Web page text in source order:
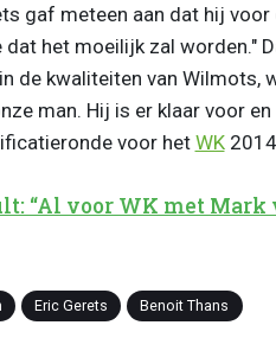
gaf meteen aan dat hij
het moeilijk zal worden."
de kwaliteiten van Wilmots,
man. Hij is er klaar voor
voor hetWK
“Al voor WK met Mark
Eric Gerets Benoit Thans